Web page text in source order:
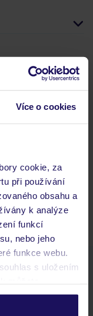
Více o cookies
cookie, za
při používání
obsahu a
k analýze
funkcí
nebo jeho
funkce webu.
s uložením
TUI
jejich sdílení
nabídky